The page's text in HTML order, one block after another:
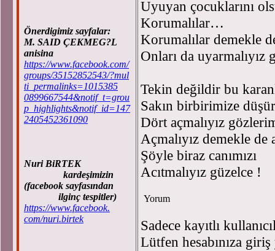
Önerdigimiz sayfalar:
M. SAID ÇEKMEG?L
anisina
https://www.facebook.com/
groups/35152852543/?mul
ti_permalinks=1015385
0899667544&notif_t=grou
p_highlights&notif_id=147
2405452361090
Nuri BiRTEK
kardeşimizin
(facebook sayfasından
ilginç tespitler)
https://www.facebook.
com/nuri.birtek
Uyuyan çocuklarını
Korumalılar…
Korumalılar demekle
Onları da uyarmalıyız
Tekin değildir bu
Sakın birbirimize
Dört açmalıyız
Açmalıyız demekle
Şöyle biraz canımızı
Acıtmalıyız güzelce !
Yorum
Sadece kayıtlı
Lütfen hesabınıza